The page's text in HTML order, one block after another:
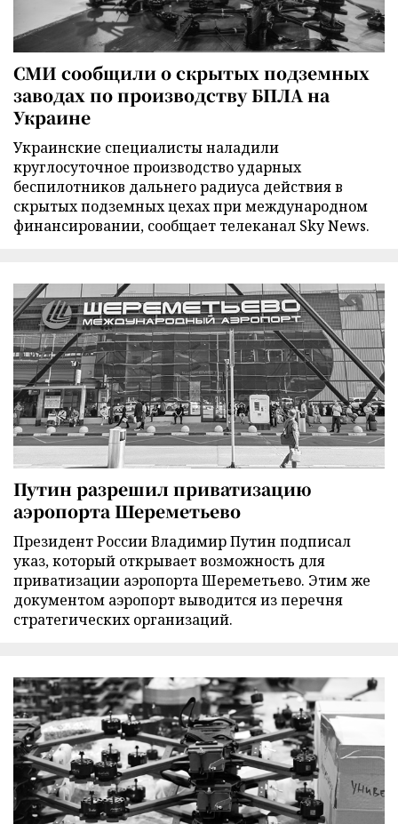
СМИ сообщили о скрытых подземных
заводах по производству БПЛА на
Украине
Украинские специалисты наладили
круглосуточное производство ударных
беспилотников дальнего радиуса действия в
скрытых подземных цехах при международном
финансировании, сообщает телеканал Sky News.
Путин разрешил приватизацию
аэропорта Шереметьево
Президент России Владимир Путин подписал
указ, который открывает возможность для
приватизации аэропорта Шереметьево. Этим же
документом аэропорт выводится из перечня
стратегических организаций.